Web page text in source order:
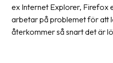
Printer
settings
ex Internet Explorer, Firefox
arbetar på problemet för att
återkommer så snart det är